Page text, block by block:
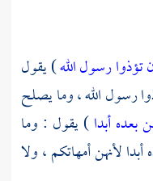
تؤذوا رسول الله) يقول
رسول الله ، وما يصلح
أبدا) يقول : وما
لأنهن أمهاتكم ، ولا